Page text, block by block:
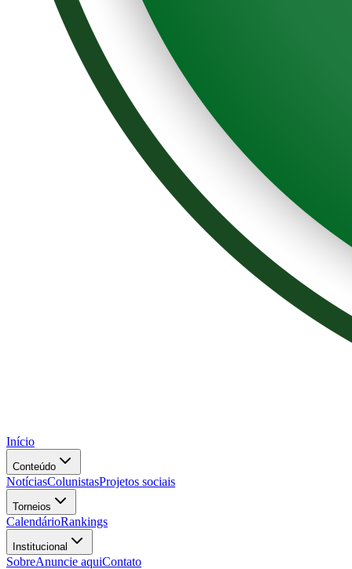
Início
Conteúdo
NotíciasColunistasProjetos sociais
Torneios
CalendárioRankings
Institucional
SobreAnuncie aquiContato